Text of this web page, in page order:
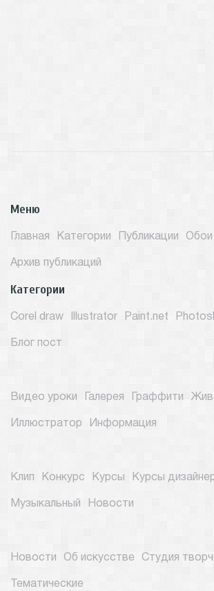
Меню
Главная Категории Публикации Обои
Архив публикаций
Категории
Corel draw Illustrator Paint.net
Блог пост
Видео уроки Галерея Граффити
Иллюстратор Информация
Клип Конкурс Курсы Курсы
Музыкальный Новости
Новости Об искусстве Студия
Тематические